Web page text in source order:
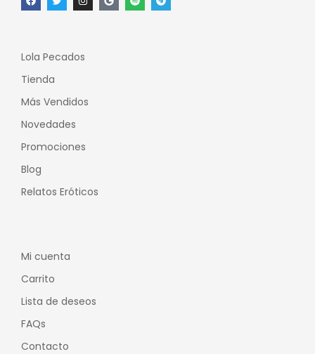
Lola Pecados
Tienda
Más Vendidos
Novedades
Promociones
Blog
Relatos Eróticos
Mi cuenta
Carrito
Lista de deseos
FAQs
Contacto